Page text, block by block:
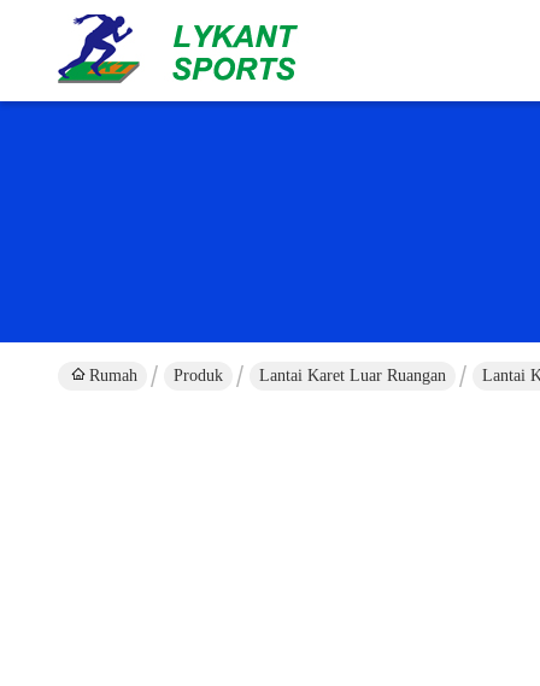
Rumah Produk Lantai Karet Luar Ruangan Lantai